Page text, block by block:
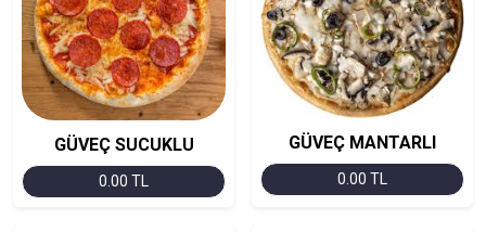
GÜVEÇ SUCUKLU
0.00 TL
GÜVEÇ MANTARLI
0.00 TL